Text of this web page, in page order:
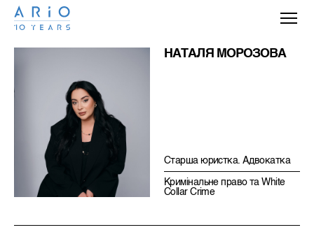
НАТАЛЯ МОРОЗОВА
Старша юристка. Адвокатка
Кримiнальне право та White
Collar Crime